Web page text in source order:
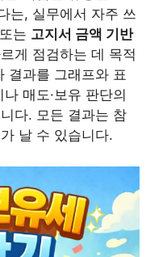
는, 실무에서 자주 쓰
또는 고지서 금액 기반
게 점검하는 데 목적
결과를 그래프와 표
매도·보유 판단의
다. 모든 결과는 참
날 수 있습니다.